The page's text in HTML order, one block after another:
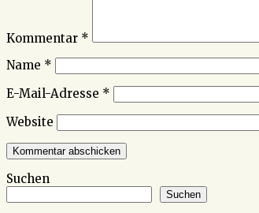
Kommentar *
Name *
E-Mail-Adresse *
Website
Suchen
Suchen